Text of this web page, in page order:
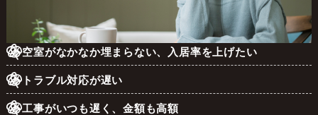
空室がなかなか埋まらない、入居率を上げたい
トラブル対応が遅い
工事がいつも遅く、金額も高額